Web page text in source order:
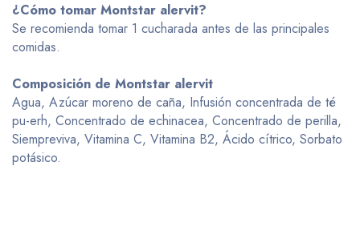
¿Cómo tomar Montstar alervit?
Se recomienda tomar 1 cucharada antes de las principales
comidas.
Composición de Montstar alervit
Agua, Azúcar moreno de caña, Infusión concentrada de té
pu-erh, Concentrado de echinacea, Concentrado de perilla,
Siempreviva, Vitamina C, Vitamina B2, Ácido cítrico, Sorbato
potásico.